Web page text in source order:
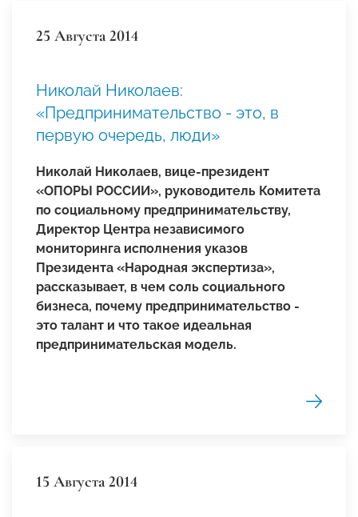
25 Августа 2014
Николай Николаев:
«Предпринимательство - это, в
первую очередь, люди»
Николай Николаев, вице-президент
«ОПОРЫ РОССИИ», руководитель Комитета
по социальному предпринимательству,
Директор Центра независимого
мониторинга исполнения указов
Президента «Народная экспертиза»,
рассказывает, в чем соль социального
бизнеса, почему предпринимательство -
это талант и что такое идеальная
предпринимательская модель.
15 Августа 2014